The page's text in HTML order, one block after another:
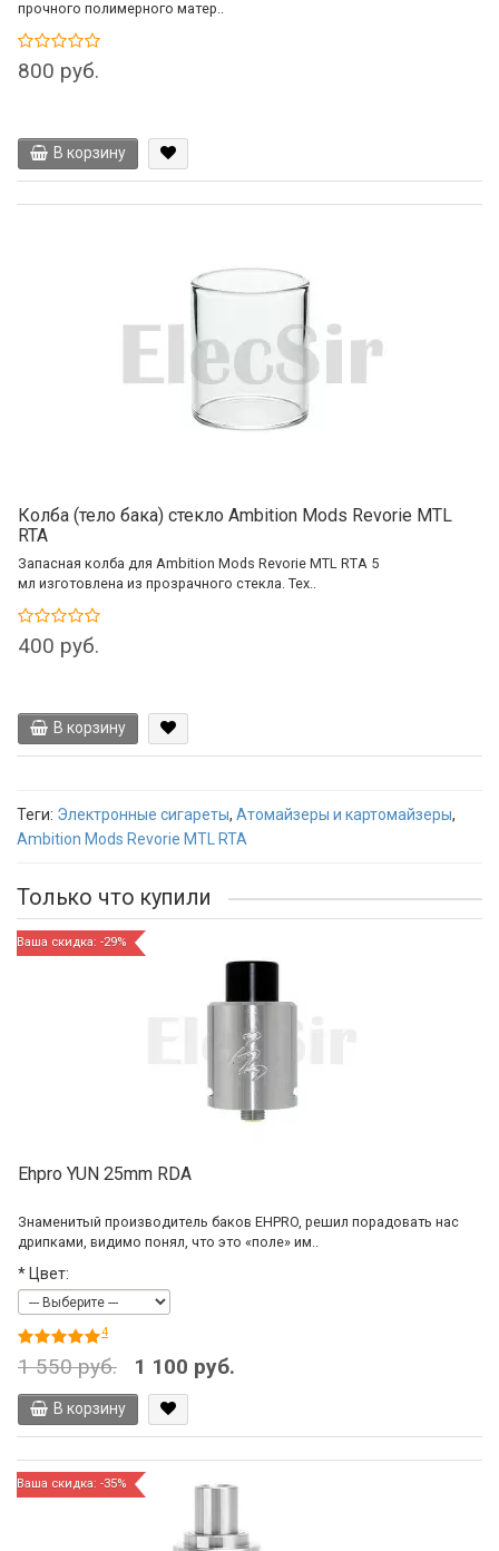
прочного полимерного матер..
800 руб.
В корзину
Колба (тело бака) стекло Ambition Mods Revorie MTL
RTA
Запасная колба для Ambition Mods Revorie MTL RTA 5
мл изготовлена из прозрачного стекла. Тех..
400 руб.
В корзину
Теги: Электронные сигареты, Атомайзеры и картомайзеры,
Ambition Mods Revorie MTL RTA
Только что купили
Ваша скидка: -29%
Ehpro YUN 25mm RDA
Знаменитый производитель баков EHPRO, решил порадовать нас
дрипками, видимо понял, что это «поле» им..
* Цвет:
4
1 550 руб. 1 100 руб.
В корзину
Ваша скидка: -35%